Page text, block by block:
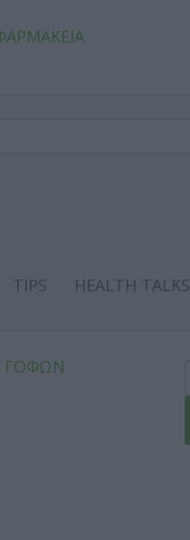
TIPS
HEALTH TALKS
ΓΟΦΩΝ